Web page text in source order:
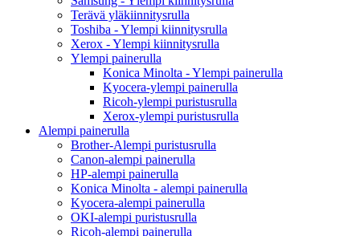
Terävä yläkiinnitysrulla
Toshiba - Ylempi kiinnitysrulla
Xerox - Ylempi kiinnitysrulla
Ylempi painerulla
Konica Minolta - Ylempi painerulla
Kyocera-ylempi painerulla
Ricoh-ylempi puristusrulla
Xerox-ylempi puristusrulla
Alempi painerulla
Brother-Alempi puristusrulla
Canon-alempi painerulla
HP-alempi painerulla
Konica Minolta - alempi painerulla
Kyocera-alempi painerulla
OKI-alempi puristusrulla
Ricoh-alempi painerulla